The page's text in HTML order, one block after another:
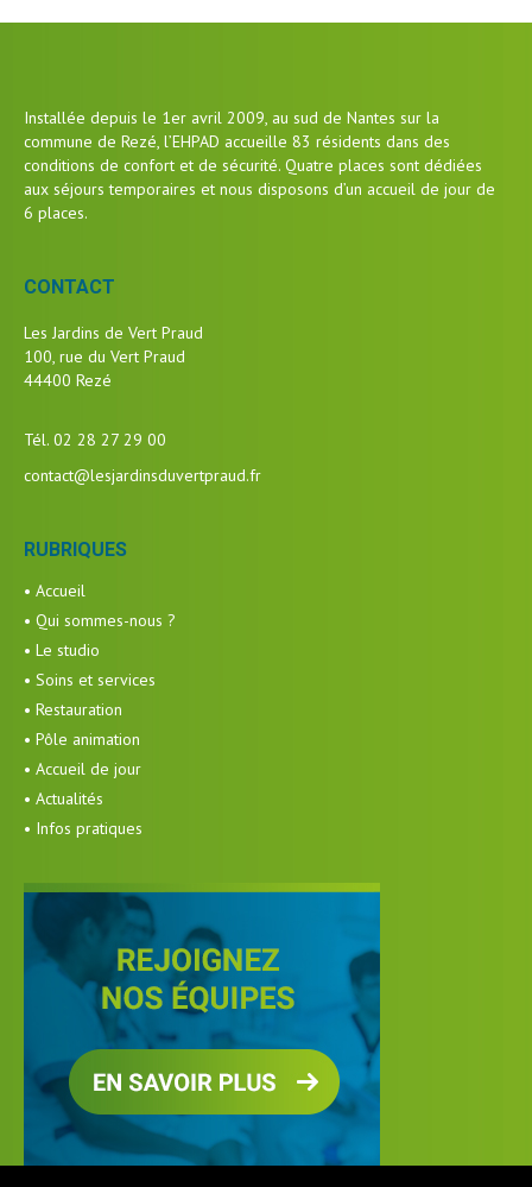
Installée depuis le 1er avril 2009, au sud de Nantes sur la
commune de Rezé, l’EHPAD accueille 83 résidents dans des
conditions de confort et de sécurité. Quatre places sont dédiées
aux séjours temporaires et nous disposons d’un accueil de jour de
6 places.
CONTACT
Les Jardins de Vert Praud
100, rue du Vert Praud
44400 Rezé
Tél. 02 28 27 29 00
contact@lesjardinsduvertpraud.fr
RUBRIQUES
• Accueil
• Qui sommes-nous ?
• Le studio
• Soins et services
• Restauration
• Pôle animation
• Accueil de jour
• Actualités
• Infos pratiques